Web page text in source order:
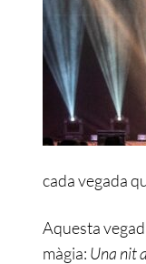
cada vegada
Aquesta
màgia: Una nit